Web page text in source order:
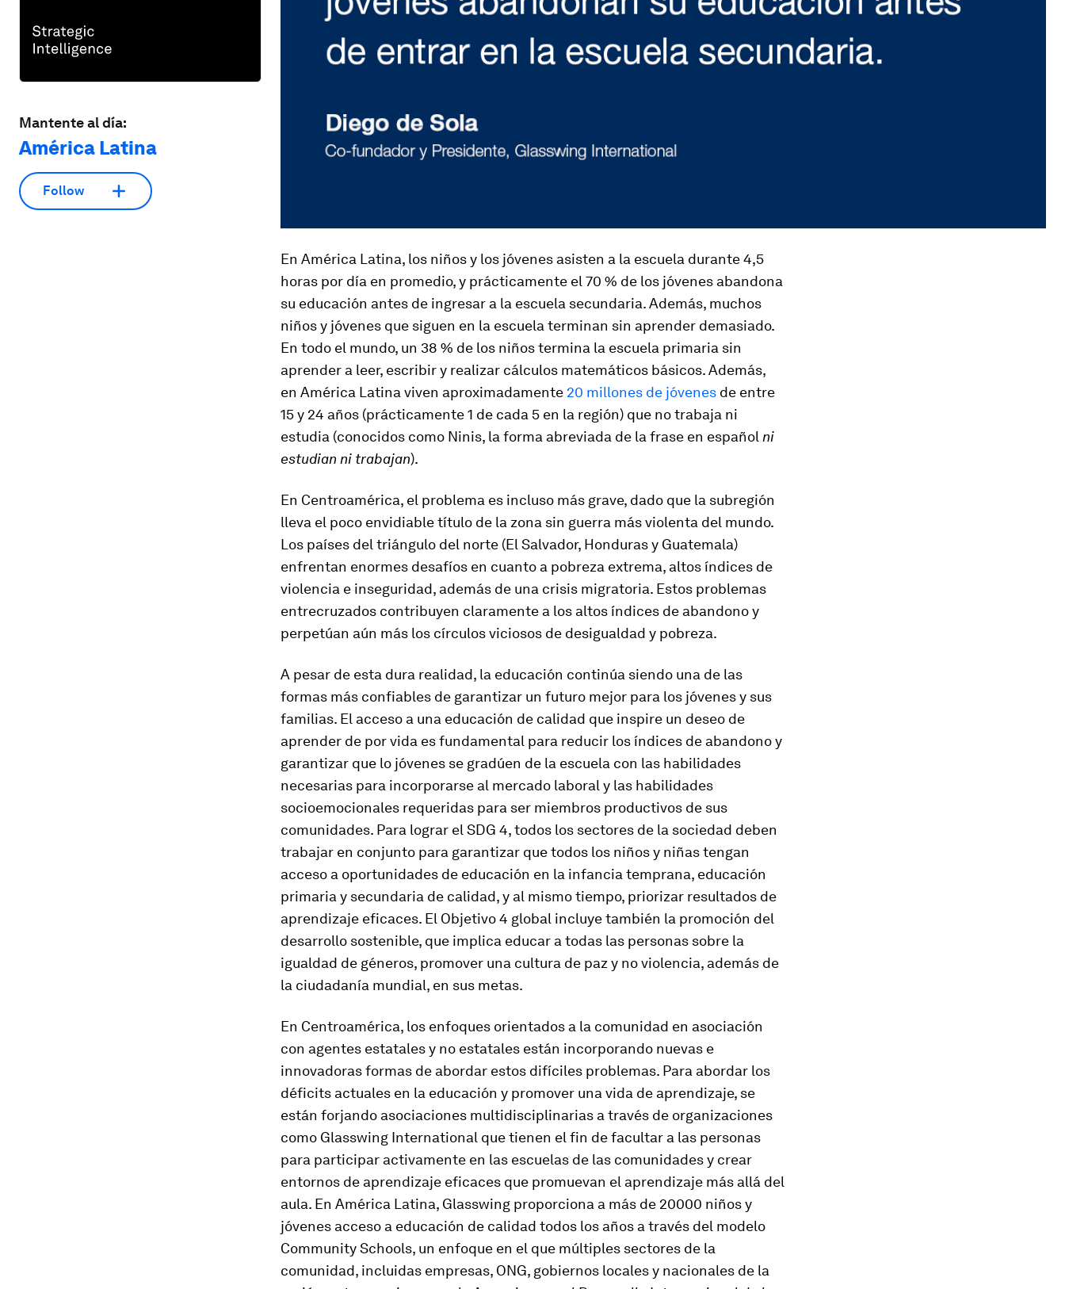
Mantente al día:
América Latina
Follow
En América Latina, los niños y los jóvenes asisten a la escuela durante 4,5
horas por día en promedio, y prácticamente el 70 % de los jóvenes abandona
su educación antes de ingresar a la escuela secundaria. Además, muchos
niños y jóvenes que siguen en la escuela terminan sin aprender demasiado.
En todo el mundo, un 38 % de los niños termina la escuela primaria sin
aprender a leer, escribir y realizar cálculos matemáticos básicos. Además,
en América Latina viven aproximadamente 20 millones de jóvenes de entre
15 y 24 años (prácticamente 1 de cada 5 en la región) que no trabaja ni
estudia (conocidos como Ninis, la forma abreviada de la frase en español ni
estudian ni trabajan).
En Centroamérica, el problema es incluso más grave, dado que la subregión
lleva el poco envidiable título de la zona sin guerra más violenta del mundo.
Los países del triángulo del norte (El Salvador, Honduras y Guatemala)
enfrentan enormes desafíos en cuanto a pobreza extrema, altos índices de
violencia e inseguridad, además de una crisis migratoria. Estos problemas
entrecruzados contribuyen claramente a los altos índices de abandono y
perpetúan aún más los círculos viciosos de desigualdad y pobreza.
A pesar de esta dura realidad, la educación continúa siendo una de las
formas más confiables de garantizar un futuro mejor para los jóvenes y sus
familias. El acceso a una educación de calidad que inspire un deseo de
aprender de por vida es fundamental para reducir los índices de abandono y
garantizar que lo jóvenes se gradúen de la escuela con las habilidades
necesarias para incorporarse al mercado laboral y las habilidades
socioemocionales requeridas para ser miembros productivos de sus
comunidades. Para lograr el SDG 4, todos los sectores de la sociedad deben
trabajar en conjunto para garantizar que todos los niños y niñas tengan
acceso a oportunidades de educación en la infancia temprana, educación
primaria y secundaria de calidad, y al mismo tiempo, priorizar resultados de
aprendizaje eficaces. El Objetivo 4 global incluye también la promoción del
desarrollo sostenible, que implica educar a todas las personas sobre la
igualdad de géneros, promover una cultura de paz y no violencia, además de
la ciudadanía mundial, en sus metas.
En Centroamérica, los enfoques orientados a la comunidad en asociación
con agentes estatales y no estatales están incorporando nuevas e
innovadoras formas de abordar estos difíciles problemas. Para abordar los
déficits actuales en la educación y promover una vida de aprendizaje, se
están forjando asociaciones multidisciplinarias a través de organizaciones
como Glasswing International que tienen el fin de facultar a las personas
para participar activamente en las escuelas de las comunidades y crear
entornos de aprendizaje eficaces que promuevan el aprendizaje más allá del
aula. En América Latina, Glasswing proporciona a más de 20000 niños y
jóvenes acceso a educación de calidad todos los años a través del modelo
Community Schools, un enfoque en el que múltiples sectores de la
comunidad, incluidas empresas, ONG, gobiernos locales y nacionales de la